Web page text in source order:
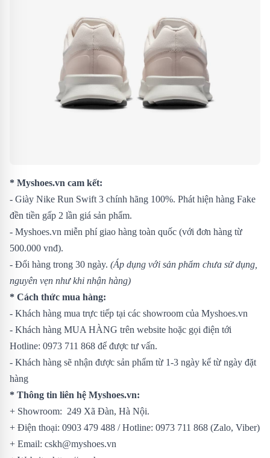
* Myshoes.vn cam kết:
- Giày Nike Run Swift 3 chính hãng 100%. Phát hiện hàng Fake
đền tiền gấp 2 lần giá sản phẩm.
- Myshoes.vn miễn phí giao hàng toàn quốc (với đơn hàng từ
500.000 vnđ).
- Đổi hàng trong 30 ngày. (Áp dụng với sản phẩm chưa sử dụng,
nguyên vẹn như khi nhận hàng)
* Cách thức mua hàng:
- Khách hàng mua trực tiếp tại các showroom của Myshoes.vn
- Khách hàng MUA HÀNG trên website hoặc gọi điện tới
Hotline: 0973 711 868 để được tư vấn.
- Khách hàng sẽ nhận được sản phẩm từ 1-3 ngày kể từ ngày đặt
hàng
* Thông tin liên hệ Myshoes.vn:
+ Showroom: 249 Xã Đàn, Hà Nội.
+ Điện thoại: 0903 479 488 / Hotline: 0973 711 868 (Zalo, Viber)
+ Email: cskh@myshoes.vn